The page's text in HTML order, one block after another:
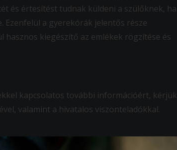
és értesítést tudnak küldeni a szülőknek, ha
a gyerekórák jelentős része
hasznos kiegészítő az emlékek rögzítése és
kapcsolatos további információért, kérjük
valamint a hivatalos viszonteladókkal.